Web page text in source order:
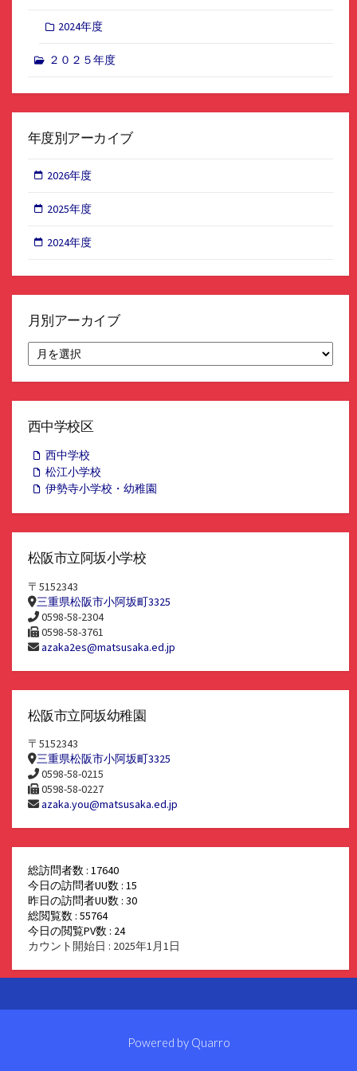
2024年度
２０２５年度
年度別アーカイブ
2026年度
2025年度
2024年度
月別アーカイブ
別
ア
イ
西中学校区
西中学校
松江小学校
伊勢寺小学校・幼稚園
松阪市立阿坂小学校
〒5152343
三重県松阪市小阿坂町3325
0598-58-2304
0598-58-3761
azaka2es@matsusaka.ed.jp
松阪市立阿坂幼稚園
〒5152343
三重県松阪市小阿坂町3325
0598-58-0215
0598-58-0227
azaka.you@matsusaka.ed.jp
総訪問者数 : 17640
今日の訪問者UU数 : 15
昨日の訪問者UU数 : 30
総閲覧数 : 55764
今日の閲覧PV数 : 24
カウント開始日 : 2025年1月1日
Powered by Quarro